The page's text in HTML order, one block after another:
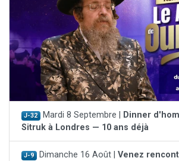
J-32 Mardi 8 Septembre |
Dinner
Sitruk à Londres — 10 ans déjà
J-9 Dimanche 16 Août | Venez